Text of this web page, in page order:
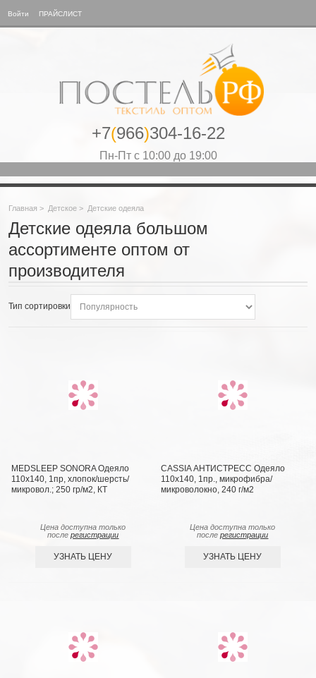
Войти ПРАЙСЛИСТ
+7(966)304-16-22
Пн-Пт с 10:00 до 19:00
Главная > Детское > Детские одеяла
Детские одеяла большом
ассортименте оптом от
производителя
Тип сортировки
MEDSLEEP SONORA Одеяло
110х140, 1пр, хлопок/шерсть/
микровол.; 250 гр/м2, КТ
Цена доступна только
послерегистрации
УЗНАТЬ ЦЕНУ
CASSIA АНТИСТРЕСС Одеяло
110х140, 1пр., микрофибра/
микроволокно, 240 г/м2
Цена доступна только
послерегистрации
УЗНАТЬ ЦЕНУ